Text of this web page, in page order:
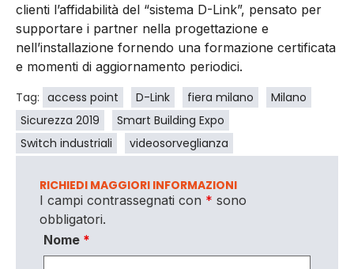
clienti l’affidabilità del “sistema D-Link”, pensato per
supportare i partner nella progettazione e
nell’installazione fornendo una formazione certificata
e momenti di aggiornamento periodici.
Tag: access point D-Link fiera milano
Milano
Sicurezza 2019
Smart Building Expo
Switch industriali
videosorveglianza
RICHIEDI MAGGIORI INFORMAZIONI
I campi contrassegnati con * sono
obbligatori.
Nome *